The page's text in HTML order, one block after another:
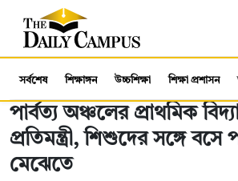
সর্বশেষ শিক্ষাঙ্গন উচ্চশিক্ষা শিক্ষা প্রশাসন
পার্বত্য অঞ্চলের প্রাথমিক
প্রতিমন্ত্রী, শিশুদের সঙ্গে
মেঝেতে